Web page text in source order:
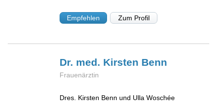
Empfehlen Zum Profil
Dr. med. Kirsten Benn
Frauenärztin
Dres. Kirsten Benn und Ulla Woschée